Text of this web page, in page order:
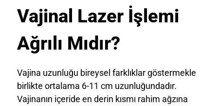
Vajinal Lazer İşlemi
Ağrılı Mıdır?
Vajina uzunluğu bireysel farklıklar göstermekle
birlikte ortalama 6-11 cm uzunluğundadır.
Vajinanın içeride en derin kısmı rahim ağzına